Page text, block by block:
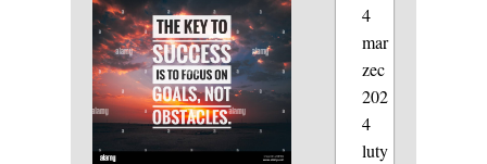
4
mar
zec
202
4
luty